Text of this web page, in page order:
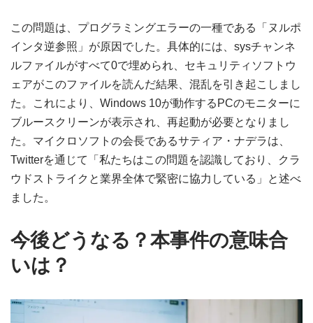
この問題は、プログラミングエラーの一種である「ヌルポ
インタ逆参照」が原因でした。具体的には、sysチャンネ
ルファイルがすべて0で埋められ、セキュリティソフトウ
ェアがこのファイルを読んだ結果、混乱を引き起こしまし
た。これにより、Windows 10が動作するPCのモニターに
ブルースクリーンが表示され、再起動が必要となりまし
た。マイクロソフトの会長であるサティア・ナデラは、
Twitterを通じて「私たちはこの問題を認識しており、クラ
ウドストライクと業界全体で緊密に協力している」と述べ
ました。
今後どうなる？本事件の意味合
いは？